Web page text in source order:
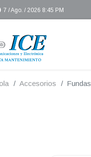
7 / Ago. / 2026 8:45 PM
Accesorios Fundas